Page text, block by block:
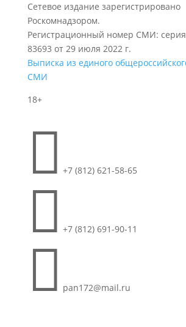
Сетевое издание зарегистрировано
Роскомнадзором.
Регистрационный номер СМИ:
83693 от 29 июля 2022 г.
Выписка из единого
СМИ
18+
 +7 (812) 621-58-65
 +7 (812) 691-90-11
 pan172@mail.ru